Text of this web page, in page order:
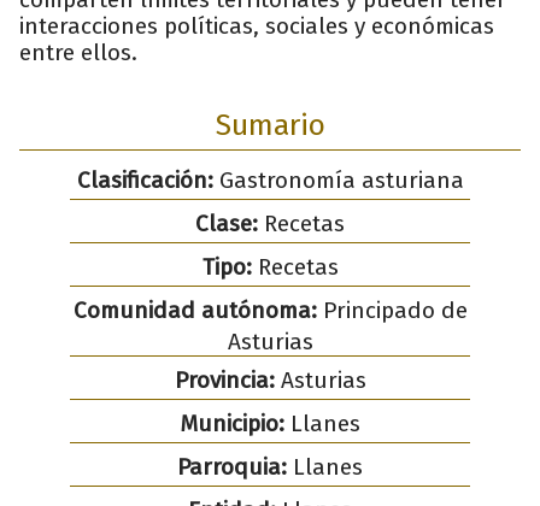
interacciones políticas, sociales y económicas
entre ellos.
Sumario
Clasificación:Gastronomía asturiana
Clase: Recetas
Tipo:Recetas
Comunidad autónoma:Principado de
Asturias
Provincia:Asturias
Municipio: Llanes
Parroquia: Llanes